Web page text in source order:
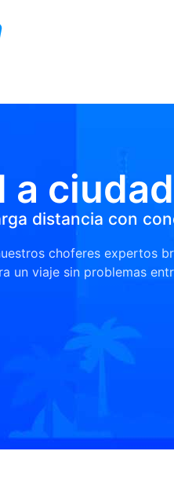
a ciudad
distancia con
choferes expertos
un viaje sin problemas